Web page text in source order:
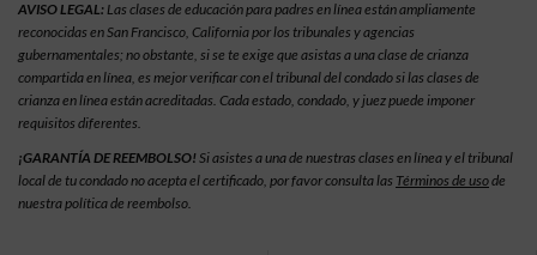
AVISO LEGAL:Las clases de educación para padres en línea están ampliamente
reconocidas en San Francisco, California por los tribunales y agencias
gubernamentales; no obstante, si se te exige que asistas a una clase de crianza
compartida en línea, es mejor verificar con el tribunal del condado si las clases de
crianza en línea están acreditadas. Cada estado, condado, y juez puede imponer
requisitos diferentes.
¡GARANTÍA DE REEMBOLSO! Si asistes a una de nuestras clases en línea y el tribunal
local de tu condado no acepta el certificado, por favor consulta las Términos de usode
nuestra política de reembolso.